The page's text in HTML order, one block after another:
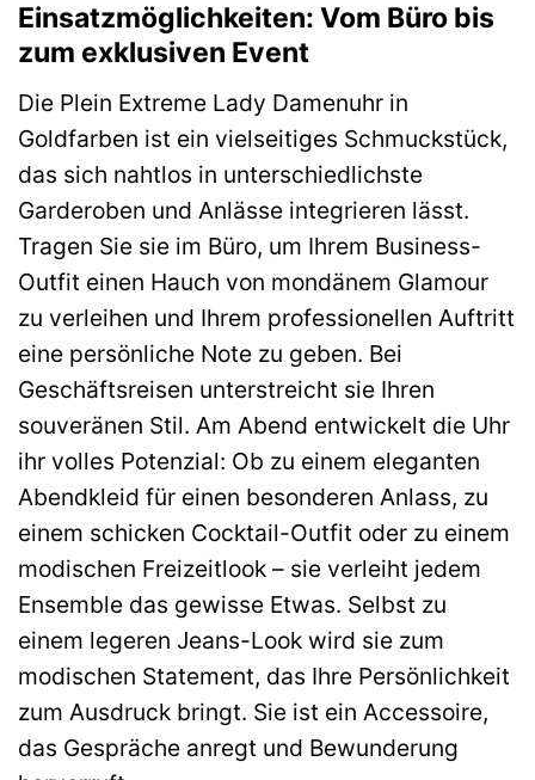
Einsatzmöglichkeiten: Vom Büro bis
zum exklusiven Event
Die Plein Extreme Lady Damenuhr in
Goldfarben ist ein vielseitiges Schmuckstück,
das sich nahtlos in unterschiedlichste
Garderoben und Anlässe integrieren lässt.
Tragen Sie sie im Büro, um Ihrem Business-
Outfit einen Hauch von mondänem Glamour
zu verleihen und Ihrem professionellen Auftritt
eine persönliche Note zu geben. Bei
Geschäftsreisen unterstreicht sie Ihren
souveränen Stil. Am Abend entwickelt die Uhr
ihr volles Potenzial: Ob zu einem eleganten
Abendkleid für einen besonderen Anlass, zu
einem schicken Cocktail-Outfit oder zu einem
modischen Freizeitlook – sie verleiht jedem
Ensemble das gewisse Etwas. Selbst zu
einem legeren Jeans-Look wird sie zum
modischen Statement, das Ihre Persönlichkeit
zum Ausdruck bringt. Sie ist ein Accessoire,
das Gespräche anregt und Bewunderung